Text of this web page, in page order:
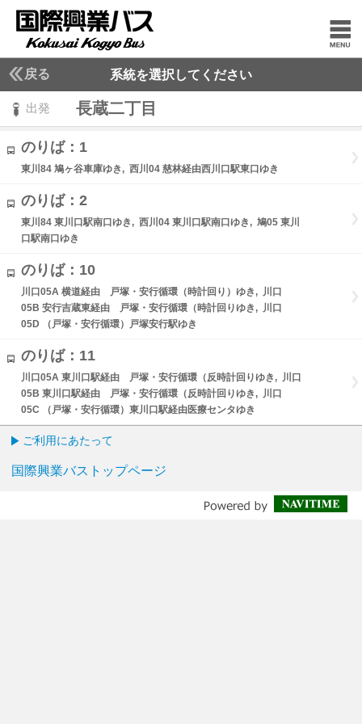
戻る 系統を選択してください
出発 長蔵二丁目
のりば：1
東川84 鳩ヶ谷車庫ゆき, 西川04 慈林経由西川口駅東口ゆき
のりば：2
東川84 東川口駅南口ゆき, 西川04 東川口駅南口ゆき, 鳩05 東川
口駅南口ゆき
のりば：10
川口05A 横道経由 戸塚・安行循環（時計回り）ゆき, 川口
05B 安行吉蔵東経由 戸塚・安行循環（時計回りゆき, 川口
05D （戸塚・安行循環）戸塚安行駅ゆき
のりば：11
川口05A 東川口駅経由 戸塚・安行循環（反時計回りゆき, 川口
05B 東川口駅経由 戸塚・安行循環（反時計回りゆき, 川口
05C （戸塚・安行循環）東川口駅経由医療センタゆき
ご利用にあたって
国際興業バストップページ